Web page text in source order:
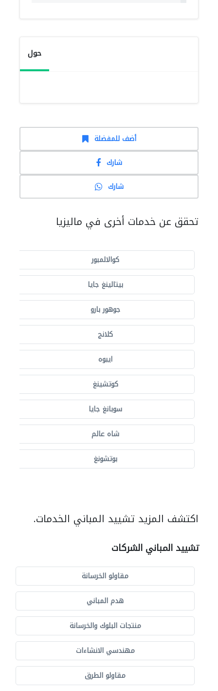
حول
أضف للمفضلة
شارك
شارك
تحقق عن خدمات أخرى في ماليزيا
كوالالمبور
بيتالينغ جايا
جوهور بارو
كلانج
ايبوه
كوتشينغ
سوبانغ جايا
شاه عالم
بوتشونغ
اكتشف المزيد تشييد المباني الخدمات.
تشييد المباني الشركات
مقاولو الخرسانة
هدم المباني
منتجات البلوك والخرسانة
مهندسي الانشاءات
مقاولو الطرق